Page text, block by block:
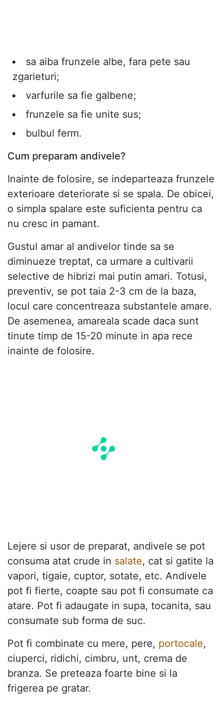
sa aiba frunzele albe, fara pete sau
zgarieturi;
varfurile sa fie galbene;
frunzele sa fie unite sus;
bulbul ferm.
Cum preparam andivele?
Inainte de folosire, se indeparteaza frunzele
exterioare deteriorate si se spala. De obicei,
o simpla spalare este suficienta pentru ca
nu cresc in pamant.
Gustul amar al andivelor tinde sa se
diminueze treptat, ca urmare a cultivarii
selective de hibrizi mai putin amari. Totusi,
preventiv, se pot taia 2-3 cm de la baza,
locul care concentreaza substantele amare.
De asemenea, amareala scade daca sunt
tinute timp de 15-20 minute in apa rece
inainte de folosire.
Lejere si usor de preparat, andivele se pot
consuma atat crude in salate, cat si gatite la
vapori, tigaie, cuptor, sotate, etc. Andivele
pot fi fierte, coapte sau pot fi consumate ca
atare. Pot fi adaugate in supa, tocanita, sau
consumate sub forma de suc.
Pot fi combinate cu mere, pere, portocale,
ciuperci, ridichi, cimbru, unt, crema de
branza. Se preteaza foarte bine si la
frigerea pe gratar.